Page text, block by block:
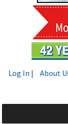
Log In | About